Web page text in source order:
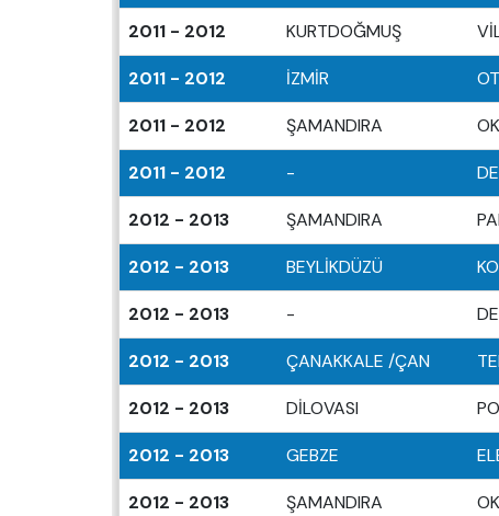
2011 - 2012 KURTDOĞMUŞ
2011 - 2012 İZMİR
2011 - 2012 ŞAMANDIRA
2011 - 2012 -
2012 - 2013 ŞAMANDIRA
2012 - 2013 BEYLİKDÜZÜ
2012 - 2013 -
2012 - 2013 ÇANAKKALE /ÇAN
2012 - 2013 DİLOVASI
2012 - 2013 GEBZE
2012 - 2013 ŞAMANDIRA